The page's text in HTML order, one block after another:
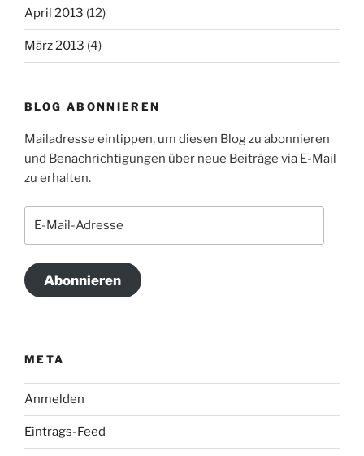
April 2013 (12)
März 2013 (4)
BLOG ABONNIEREN
Mailadresse eintippen, um diesen Blog zu abonnieren
und Benachrichtigungen über neue Beiträge via E-Mail
zu erhalten.
Abonnieren
META
Anmelden
Eintrags-Feed